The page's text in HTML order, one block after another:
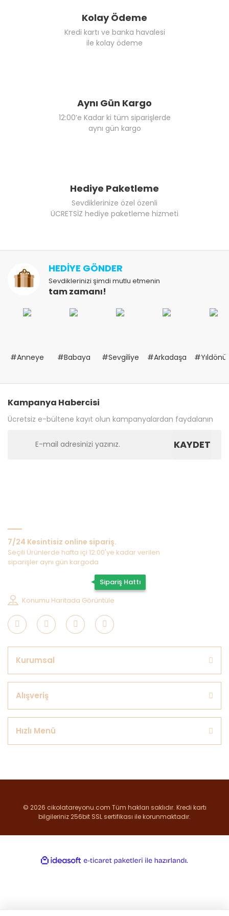
Kolay Ödeme
Kredi kartı ve banka havalesi
ile kolay ödeme
Aynı Gün Kargo
12:00’e Kadar ki tüm siparişlerde
aynı gün kargo
Hediye Paketleme
Sevdiklerinize özel özenli
ÜCRETSİZ hediye paketleme hizmeti
HEDİYE GÖNDER
Sevdiklerinizi şimdi mutlu etmenin
tam zamanı!
#Anneye #Babaya #Sevgiliye #Arkadaşa
Kampanya Habercisi
Ücretsiz e-bültene kayıt olun kampanyalardan faydalanın
KAYDET
7/24 Kesintisiz online sipariş.
Seçili Ürünlerde hafta içi 12:00'ye kadar verilen
siparişler aynı gün kargoda
Sipariş Hattı
Konumu Haritada Görüntüle
Kurumsal
Alışveriş
Hızlı Menü
© 2026 cikolatareyonu.com Tüm hakları saklıdır. Kredi kartı
bilgileriniz 256bit SSL sertifikası ile korunmaktadır.
ideasoft
e-